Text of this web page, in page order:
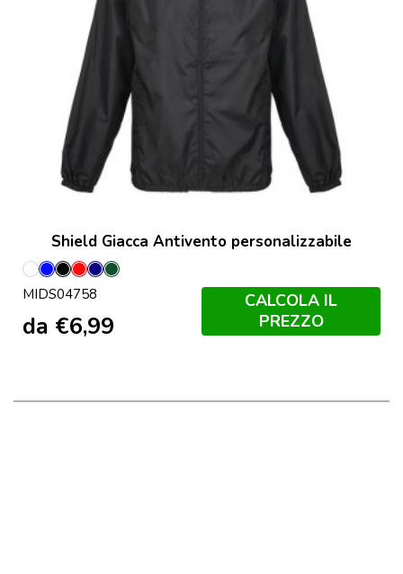
Shield Giacca Antivento personalizzabile
Bianco
Blu
Royal
NeroRosso
Blu
Scuro
Francese
Verde
MIDS04758
da €6,99
CALCOLA IL
PREZZO